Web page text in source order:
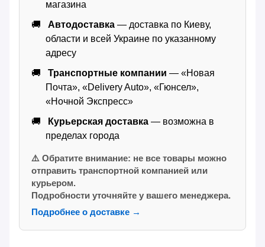
магазина
Автодоставка — доставка по Киеву,
области и всей Украине по указанному
адресу
Транспортные компании — «Новая
Почта», «Delivery Auto», «Гюнсел»,
«Ночной Экспресс»
Курьерская доставка — возможна в
пределах города
⚠️ Обратите внимание: не все товары можно
отправить транспортной компанией или
курьером.
Подробности уточняйте у вашего менеджера.
Подробнее о доставке →